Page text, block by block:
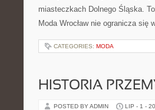
miasteczkach Dolnego Śląska.
Moda Wrocław nie ogranicza
CATEGORIES: MODA
HISTORIA
POSTED BY ADMIN LIP - 1 -